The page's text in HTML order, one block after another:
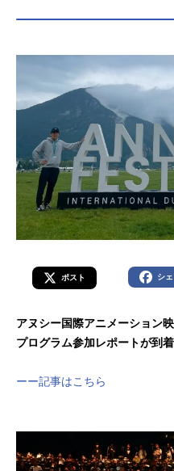
ポスト シ
アヌシー国際アニメーション
プログラム参加レポートが到
ーー記事はこちら